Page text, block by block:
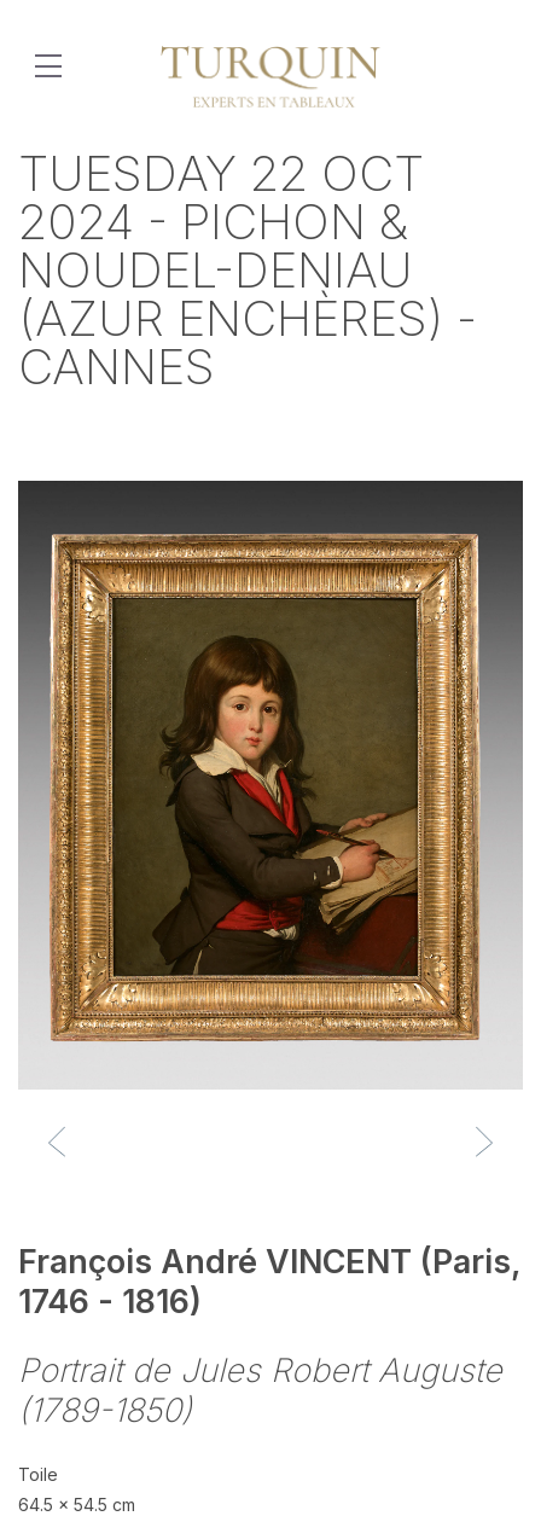
TUESDAY 22 OCT
2024 - PICHON &
NOUDEL-DENIAU
(AZUR ENCHÈRES) -
CANNES
François André VINCENT (Paris,
1746 - 1816)
Portrait de Jules Robert Auguste
(1789-1850)
Toile
64.5 x 54.5 cm